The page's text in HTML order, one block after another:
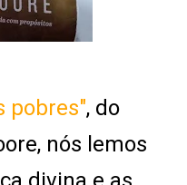
pobres", do
nós lemos